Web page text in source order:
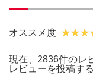
オススメ度
現在、2836件のレ
レビューを投稿す